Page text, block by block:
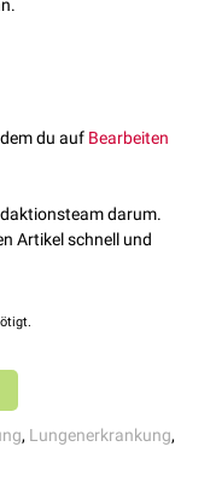
du auf Bearbeiten
darum.
Artikel schnell und
, Lungenerkrankung,